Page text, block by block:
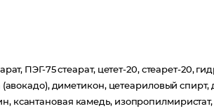
ПЭГ-75 стеарат, цетет-20, стеарет-20,
диметикон, цетеариловый спирт,
ксантановая камедь,